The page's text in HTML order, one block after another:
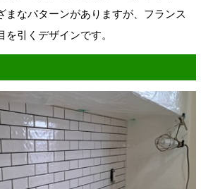
まなパターンがありますが、フランス
引くデザインです。